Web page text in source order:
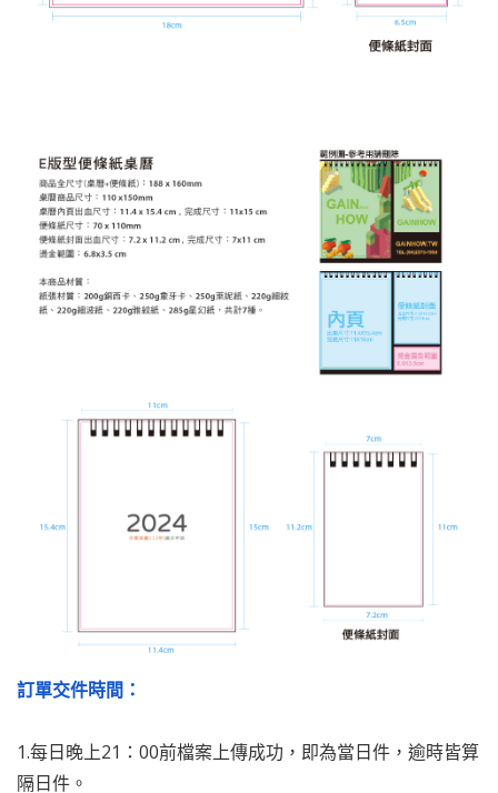
訂單交件時間：
1.每日晚上21：00前檔案上傳成功，即為當日件，逾時皆算
隔日件。